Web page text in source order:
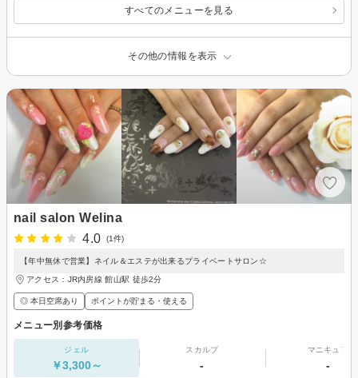
すべてのメニューを見る
その他の情報を表示
nail salon Welina
4.0
(1件)
【年中無休で営業】ネイル＆エステが出来るプライベートサロン☆
アクセス：JR内房線 館山駅 徒歩2分
◎ 本日空席あり ポイントが貯まる・使える
メニュー別参考価格
ジェル
￥3,300～
スカルプ
-
マニキュア
-